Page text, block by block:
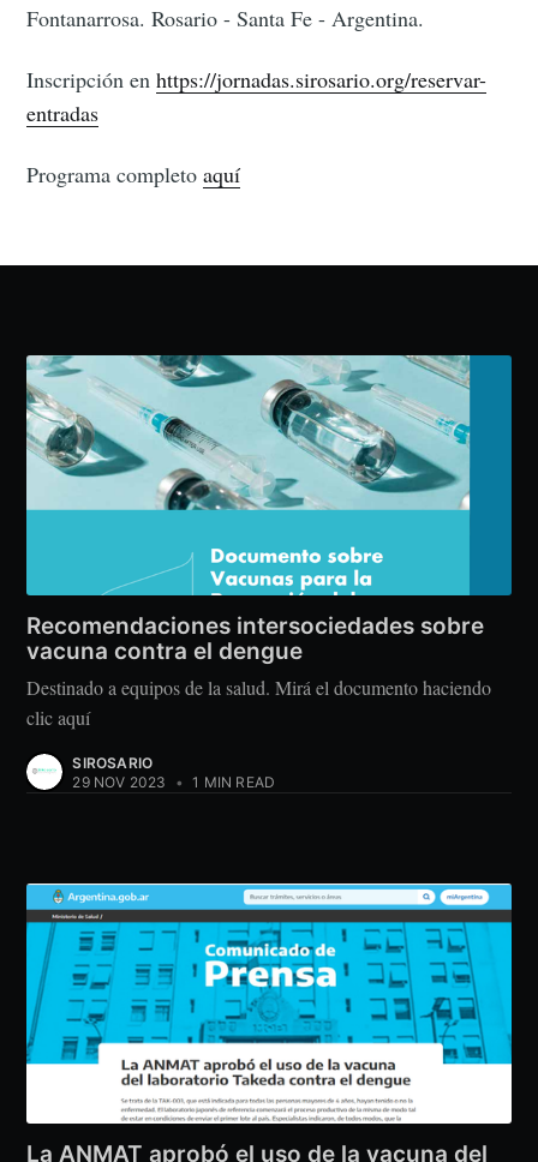
Fontanarrosa. Rosario - Santa Fe - Argentina.
Inscripción enhttps://jornadas.sirosario.org/reservar-
entradas
Programa completoaquí
Recomendaciones intersociedades sobre
vacuna contra el dengue
Destinado a equipos de la salud. Mirá el documento haciendo
clic aquí
SIROSARIO
29 NOV 2023
• 1 MIN READ
La ANMAT aprobó el uso de la vacuna del